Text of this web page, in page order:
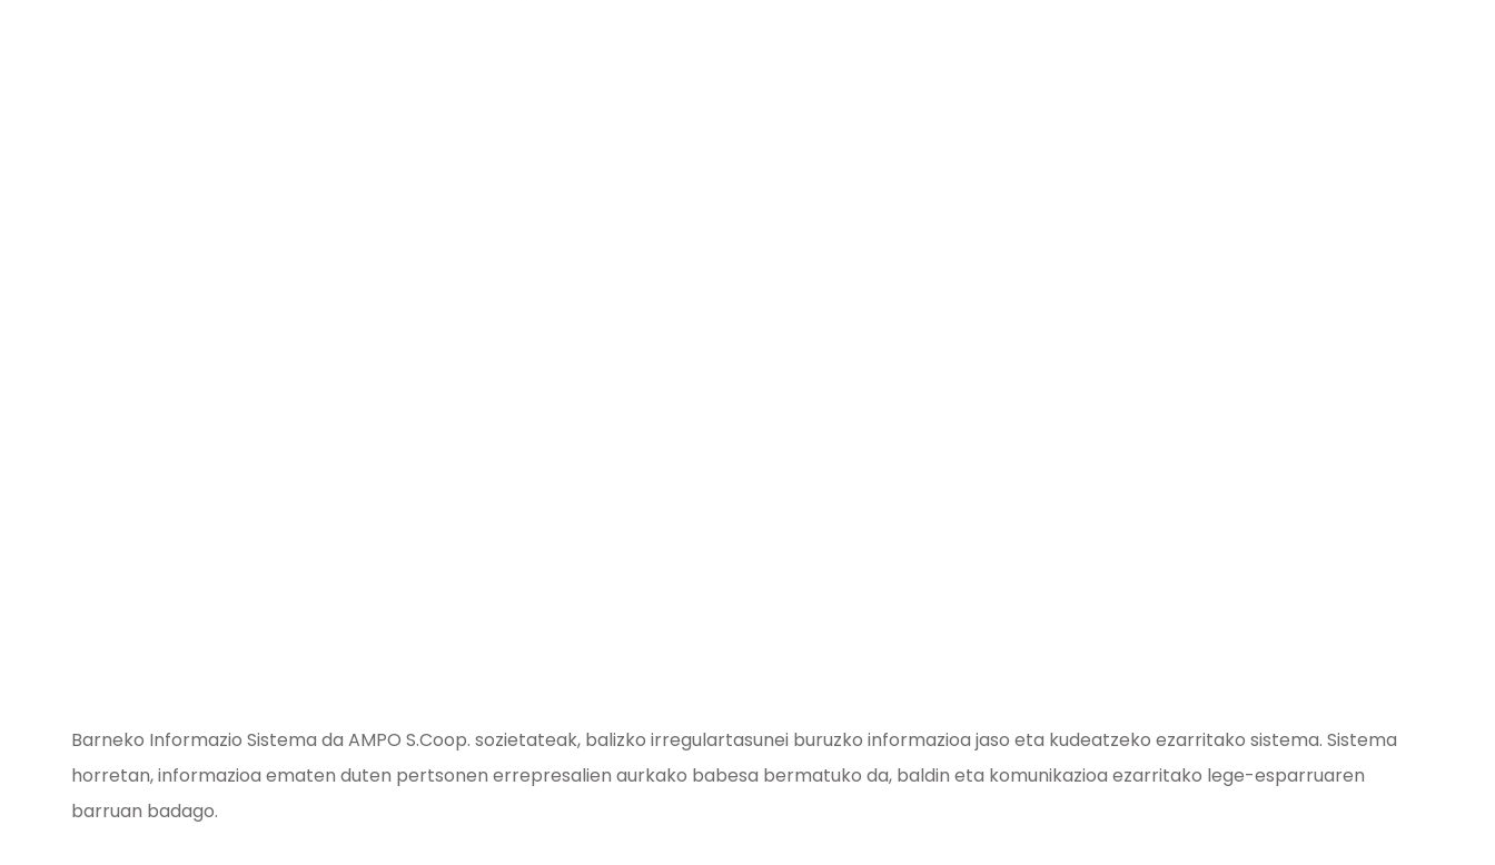
Barneko Informazio Sistema da AMPO S.Coop. sozietateak, balizko irregulartasunei buruzko informazioa jaso eta kudeatzeko ezarritako sistema. Sistema
horretan, informazioa ematen duten pertsonen errepresalien aurkako babesa bermatuko da, baldin eta komunikazioa ezarritako lege-esparruaren
barruan badago.